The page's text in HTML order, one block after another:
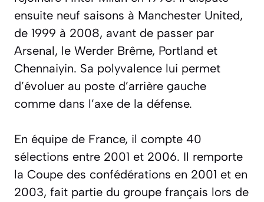
ensuite neuf saisons à Manchester United,
de 1999 à 2008, avant de passer par
Arsenal, le Werder Brême, Portland et
Chennaiyin. Sa polyvalence lui permet
d’évoluer au poste d’arrière gauche
comme dans l’axe de la défense.
En équipe de France, il compte 40
sélections entre 2001 et 2006. Il remporte
la Coupe des confédérations en 2001 et en
2003, fait partie du groupe français lors de